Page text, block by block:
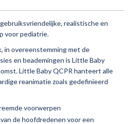
realistische en
voor pediatrie.
in overeenstemming met de
en beademingen is Little Baby
Little Baby QCPR hanteert alle
reanimatie zoals gedefinieerd
voorwerpen
de hoofdredenen voor een